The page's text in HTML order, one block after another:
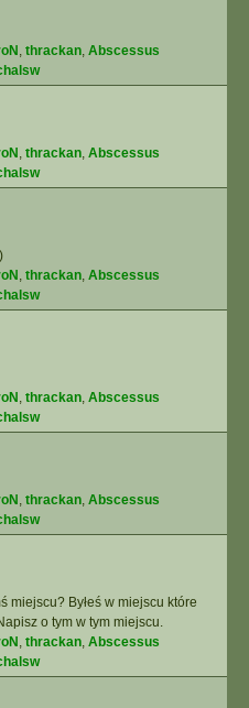
, thrackan, Abscessus
, thrackan, Abscessus
, thrackan, Abscessus
, thrackan, Abscessus
, thrackan, Abscessus
miejscu? Byłeś w miejscu które
o tym w tym miejscu.
, thrackan, Abscessus